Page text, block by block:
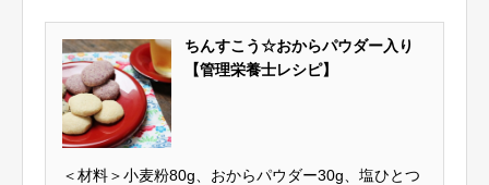
ちんすこう☆おからパウダー入り
【管理栄養士レシピ】
＜材料＞小麦粉80g、おからパウダー30g、塩ひとつ